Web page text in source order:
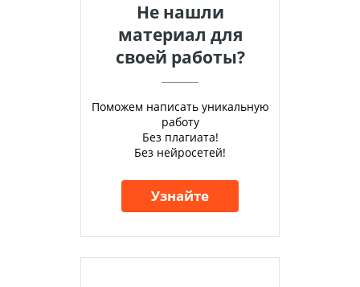
Не нашли
материал для
своей работы?
Поможем написать уникальную
работу
Без плагиата!
Без нейросетей!
Узнайте